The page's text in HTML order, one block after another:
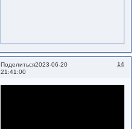
Поделиться 14
2023-06-20
21:41:00